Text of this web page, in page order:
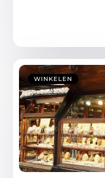
WINKELEN